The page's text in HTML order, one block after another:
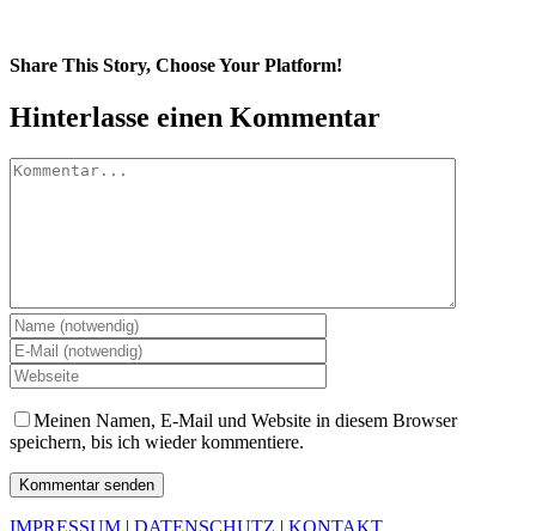
Share This Story, Choose Your Platform!
Facebook
Twitter
Pinterest
Vk
E-
Mail
Hinterlasse einen Kommentar
Kommentar
Meinen Namen, E-Mail und Website in diesem Browser
speichern, bis ich wieder kommentiere.